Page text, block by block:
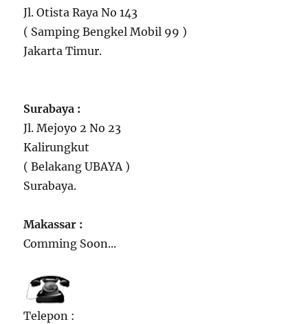
Jl. Otista Raya No 143
( Samping Bengkel Mobil 99 )
Jakarta Timur.
Surabaya :
Jl. Mejoyo 2 No 23
Kalirungkut
( Belakang UBAYA )
Surabaya.
Makassar :
Comming Soon...
Telepon :